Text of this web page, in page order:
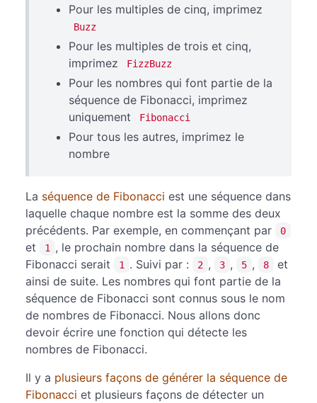
Pour les multiples de cinq, imprimez
Buzz
Pour les multiples de trois et cinq,
imprimez
FizzBuzz
Pour les nombres qui font partie de la
séquence de Fibonacci, imprimez
uniquement
Fibonacci
Pour tous les autres, imprimez le
nombre
La séquence de Fibonacci est une séquence dans
laquelle chaque nombre est la somme des deux
précédents. Par exemple, en commençant par
0
et 1
, le prochain nombre dans la séquence de
Fibonacci serait
1 . Suivi par : 2 , 3 , 5 , 8
et
ainsi de suite. Les nombres qui font partie de la
séquence de Fibonacci sont connus sous le nom
de nombres de Fibonacci. Nous allons donc
devoir écrire une fonction qui détecte les
nombres de Fibonacci.
Il y a plusieurs façons de générer la séquence de
Fibonacci et plusieurs façons de détecter un